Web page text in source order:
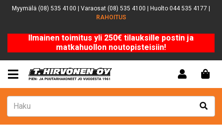
Myymälä (08) 535 4100 | Varaosat (08) 535 4100 | Huolto 044 535 4177 |
RAHOITUS
Ilmainen toimitus yli 250€ tilauksille postin ja
matkahuollon noutopisteisiin!